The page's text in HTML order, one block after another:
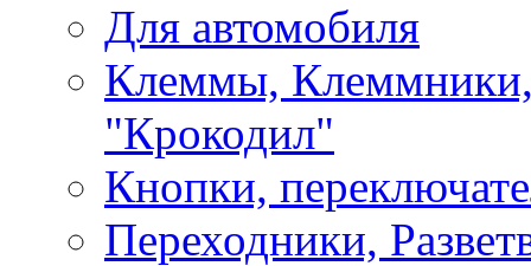
Для автомобиля
Клеммы,
"Крокодил"
Кнопки,
Переходники,